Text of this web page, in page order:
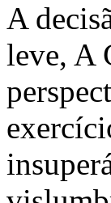
A
leve, A